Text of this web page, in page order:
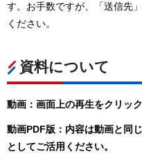
す。お手数ですが、「送信先
ください。
資料について
動画：画面上の再生をクリッ
動画PDF版：内容は動画と同
としてご活用ください。